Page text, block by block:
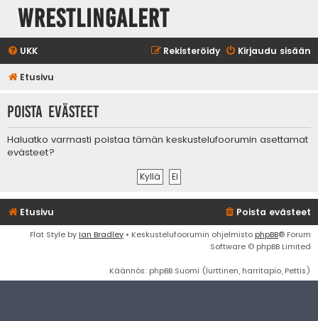
WrestlingAlert
UKK Kirjaudu sisään
Rekisteröidy
Etusivu
Poista evästeet
Haluatko varmasti poistaa tämän keskustelufoorumin asettamat
evästeet?
Etusivu Poista evästeet
Flat Style by Ian Bradley • Keskustelufoorumin ohjelmisto phpBB® Forum
Software © phpBB Limited
Käännös: phpBB Suomi (lurttinen, harritapio, Pettis)